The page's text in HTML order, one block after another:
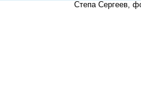
Степа Сергеев,